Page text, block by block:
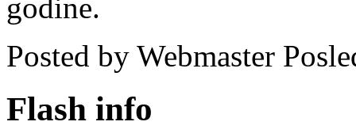
godine.
Posted by Webmaster
Flash info